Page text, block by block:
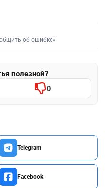
об ошибке»
полезной?
0
Telegram
Facebook